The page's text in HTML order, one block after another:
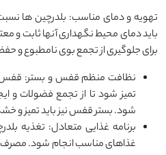
تهویه و دمای مناسب: بلدرچین ‌ها
باید دمای محیط نگهداری آنها ثابت و
برای جلوگیری از تجمع بوی نامطبوع و
نظافت منظم قفس و بستر: قفس
تمیز شود تا از تجمع فضولات و
شود. بستر قفس نیز باید تمیز و
برنامه غذایی متعادل: تغذیه
غذاهای مناسب انجام شود.